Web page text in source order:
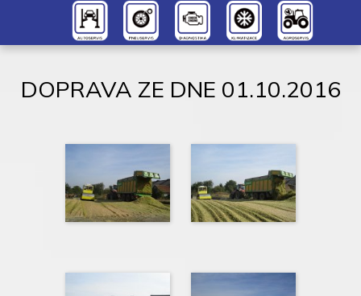
DOPRAVA ZE DNE 01.10.2016